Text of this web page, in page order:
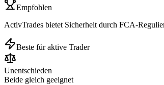
Empfohlen
ActivTrades bietet Sicherheit durch FCA-
Beste für aktive Trader
Unentschieden
Beide gleich geeignet